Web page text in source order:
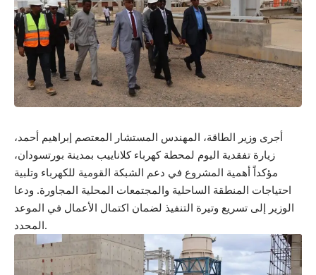
أجرى وزير الطاقة، المهندس المستشار المعتصم إبراهيم أحمد،
زيارة تفقدية اليوم لمحطة كهرباء كلاناييب بمدينة بورتسودان،
مؤكداً أهمية المشروع في دعم الشبكة القومية للكهرباء وتلبية
احتياجات المنطقة الساحلية والمجتمعات المحلية المجاورة. ودعا
الوزير إلى تسريع وتيرة التنفيذ لضمان اكتمال الأعمال في الموعد
المحدد.